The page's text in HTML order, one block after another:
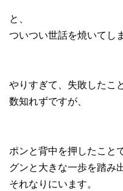
と、
ついつい世話を焼いてしま
やりすぎて、失敗したこ
数知れずですが、
ポンと背中を押したこと
グンと大きな一歩を踏み
それなりにいます。